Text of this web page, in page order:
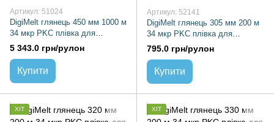
Артикул: 51024
DigiMelt глянець 450 мм 1000 м
34 мкр PKC плівка для
ламінування рулонна
5 343.0 грн/рулон
Купити
Артикул: 52141
DigiMelt глянець 305 мм 200 м
34 мкр PKC плівка для
ламінування рулонна
795.0 грн/рулон
Купити
ХІТ ХІТ